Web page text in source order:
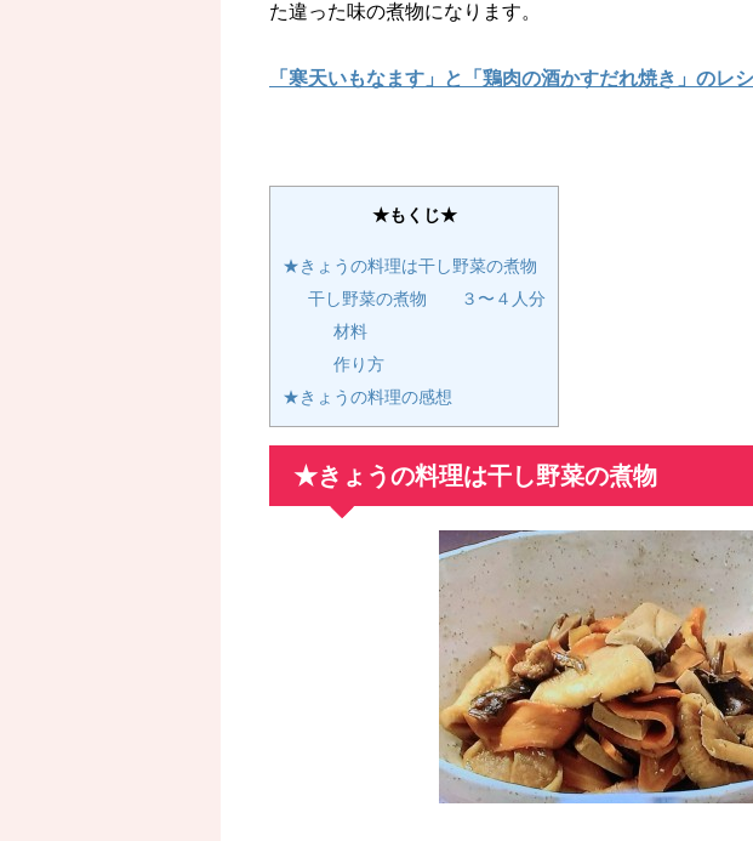
た違った味の煮物になります。
「寒天いもなます」と「鶏肉の酒かすだれ焼き」のレ
★もくじ★
★きょうの料理は干し野菜の煮物
干し野菜の煮物 ３〜４人分
材料
作り方
★きょうの料理の感想
★きょうの料理は干し野菜の煮物